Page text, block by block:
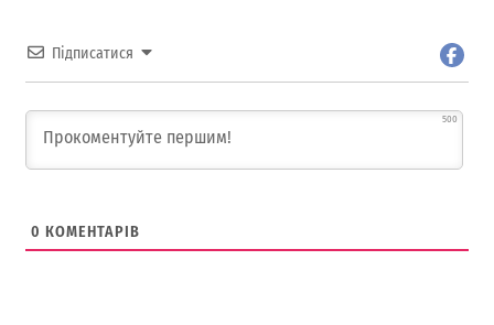
Підписатися
500
0 КОМЕНТАРІВ